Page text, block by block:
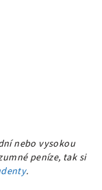
nebo vysokou
peníze, tak si
.